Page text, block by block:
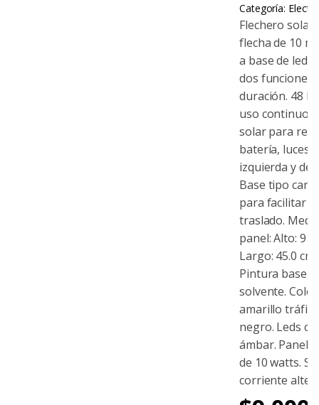
Categoría:
Flechero solar
flecha de 10
a base de leds,
dos funciones.
duración. 48
uso continuo,
solar para
batería, luces
izquierda y
Base tipo
para facilitar
traslado.
panel: Alto:
Largo: 45.0 cm.
Pintura base
solvente.
amarillo
negro. Leds
ámbar. Panel
de 10 watts.
corriente